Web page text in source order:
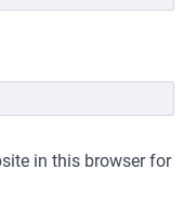
in this browser for